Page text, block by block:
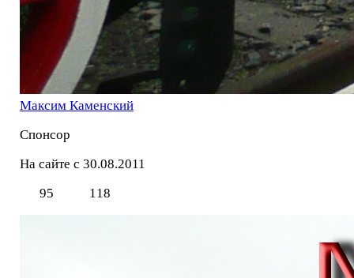
Максим Каменский
Спонсор
На сайте с 30.08.2011
95
118